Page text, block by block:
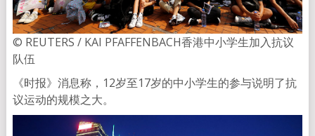
© REUTERS / KAI PFAFFENBACH香港中小学生加入抗议
队伍
《时报》消息称，12岁至17岁的中小学生的参与说明了抗
议运动的规模之大。